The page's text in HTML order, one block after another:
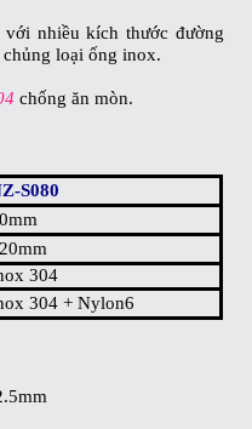
nhiều kích thước đường
loại ống inox.
chống ăn mòn.
S080
304
304 + Nylon6